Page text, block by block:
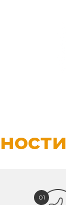
01